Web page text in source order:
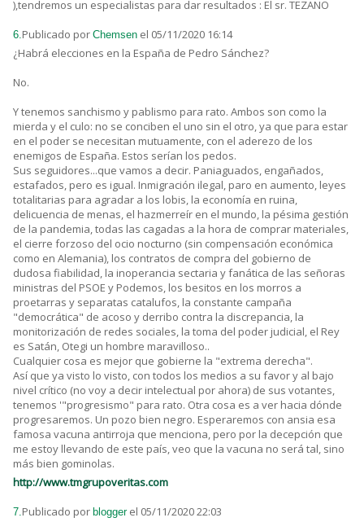
),tendremos un especialistas para dar resultados : El sr. TEZANO
6.Publicado por Chemsen el 05/11/2020 16:14
¿Habrá elecciones en la España de Pedro Sánchez?
No.
Y tenemos sanchismo y pablismo para rato. Ambos son como la
mierda y el culo: no se conciben el uno sin el otro, ya que para estar
en el poder se necesitan mutuamente, con el aderezo de los
enemigos de España. Estos serían los pedos.
Sus seguidores...que vamos a decir. Paniaguados, engañados,
estafados, pero es igual. Inmigración ilegal, paro en aumento, leyes
totalitarias para agradar a los lobis, la economía en ruina,
delicuencia de menas, el hazmerreír en el mundo, la pésima gestión
de la pandemia, todas las cagadas a la hora de comprar materiales,
el cierre forzoso del ocio nocturno (sin compensación económica
como en Alemania), los contratos de compra del gobierno de
dudosa fiabilidad, la inoperancia sectaria y fanática de las señoras
ministras del PSOE y Podemos, los besitos en los morros a
proetarras y separatas catalufos, la constante campaña
"democrática" de acoso y derribo contra la discrepancia, la
monitorización de redes sociales, la toma del poder judicial, el Rey
es Satán, Otegi un hombre maravilloso..
Cualquier cosa es mejor que gobierne la "extrema derecha".
Así que ya visto lo visto, con todos los medios a su favor y al bajo
nivel crítico (no voy a decir intelectual por ahora) de sus votantes,
tenemos '"progresismo" para rato. Otra cosa es a ver hacia dónde
progresaremos. Un pozo bien negro. Esperaremos con ansia esa
famosa vacuna antirroja que menciona, pero por la decepción que
me estoy llevando de este país, veo que la vacuna no será tal, sino
más bien gominolas.
http://www.tmgrupoveritas.com
7.Publicado por blogger el 05/11/2020 22:03